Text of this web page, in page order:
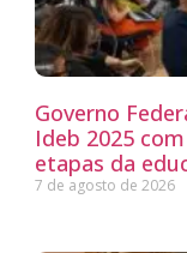
Governo
Ideb 2025
etapas da
7 de agosto de 2026